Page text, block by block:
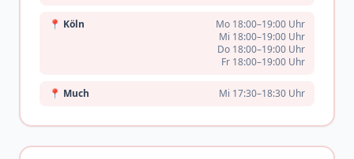
📍 Köln
Mo 18:00–19:00 Uhr
Mi 18:00–19:00 Uhr
Do 18:00–19:00 Uhr
Fr 18:00–19:00 Uhr
📍 Much Mi 17:30–18:30 Uhr